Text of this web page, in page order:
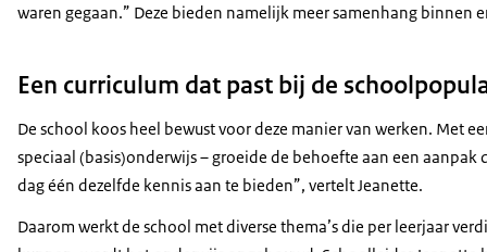
waren gegaan.” Deze bieden namelijk meer samenhang binnen
Een curriculum dat past bij de
De school koos heel bewust voor deze manier van werken. Met
speciaal (basis)onderwijs – groeide de behoefte aan een
dag één dezelfde kennis aan te bieden”, vertelt Jeanette.
Daarom werkt de school met diverse thema’s die per leerjaar